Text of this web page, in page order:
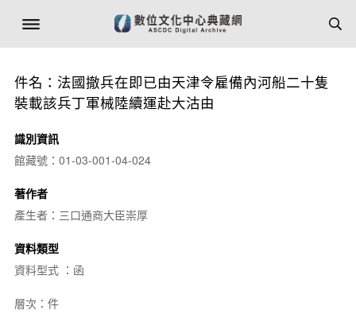
件名：法國撤兵在即已由天津令雇備內河船二十隻
裝載該兵丁軍械陸續運赴大沽由
識別資訊
館藏號：01-03-001-04-024
著作者
產生者：三口通商大臣崇厚
資料類型
資料型式 ：函
層次：件